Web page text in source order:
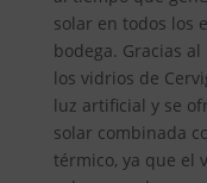
solar en todos los
bodega. Gracias
los vidrios de
luz artificial y se
solar combinada
térmico, ya que el